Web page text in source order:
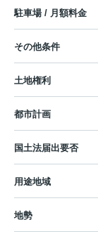
駐車場 / 月額料金
その他条件
土地権利
都市計画
国土法届出要否
用途地域
地勢